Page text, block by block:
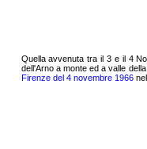
Quella avvenuta tra il 3 e il 4
dell'Arno a monte ed a valle
Firenze del 4 novembre 1966